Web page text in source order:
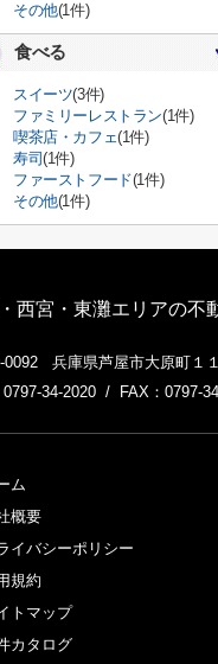
その他(1件)
食べる
スイーツ(3件)
ファミリーレストラン(1件)
喫茶店・カフェ(1件)
寿司(1件)
ファーストフード(1件)
その他(1件)
西宮・東灘エリアの不
0092 兵庫県芦屋市大原町１
0797-34-2020 / FAX：0797-
ム
概要
イバシーポリシー
規約
トマップ
カタログ